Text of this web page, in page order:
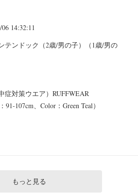
14:32:11
テンドック（2歳/男の子）（1歳/男の
症対策ウエア）RUFFWEAR
91-107cm、Color：Green Teal）
もっと見る